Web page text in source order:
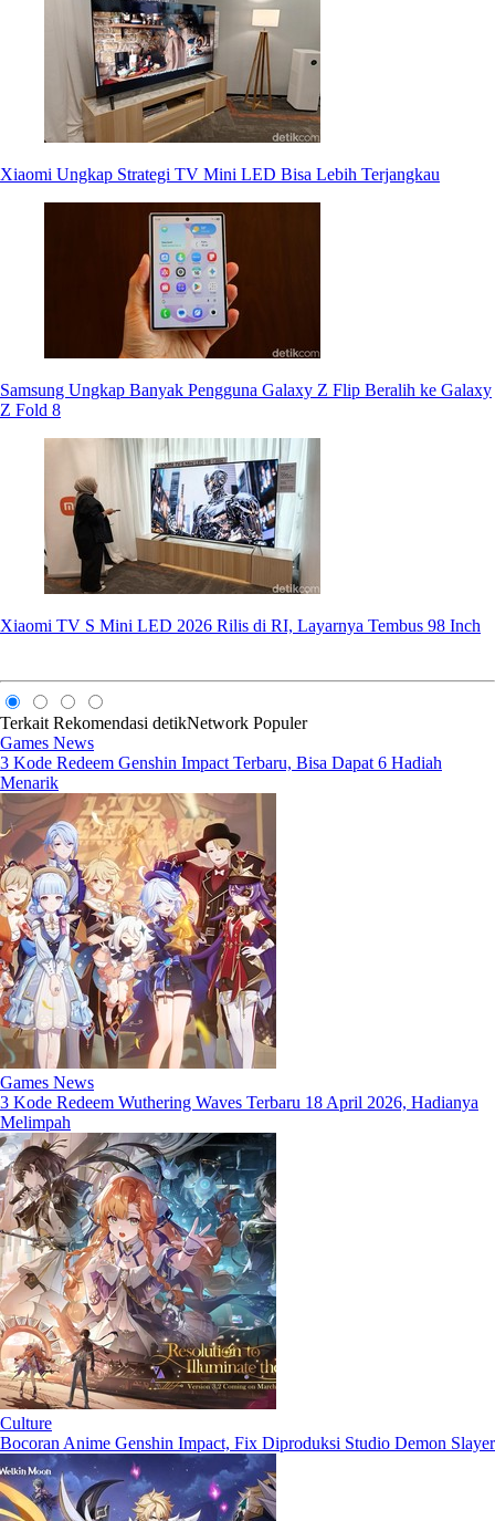
Xiaomi Ungkap Strategi TV Mini LED Bisa Lebih Terjangkau
Samsung Ungkap Banyak Pengguna Galaxy Z Flip Beralih ke Galaxy
Z Fold 8
Xiaomi TV S Mini LED 2026 Rilis di RI, Layarnya Tembus 98 Inch
Terkait Rekomendasi detikNetwork Populer
Games News
3 Kode Redeem Genshin Impact Terbaru, Bisa Dapat 6 Hadiah
Menarik
Games News
3 Kode Redeem Wuthering Waves Terbaru 18 April 2026, Hadianya
Melimpah
Culture
Bocoran Anime Genshin Impact, Fix Diproduksi Studio Demon Slayer